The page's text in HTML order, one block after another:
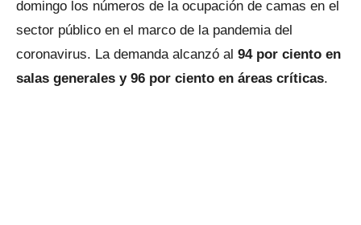
domingo los números de la ocupación de camas en el
sector público en el marco de la pandemia del
coronavirus. La demanda alcanzó al 94 por ciento en
salas generales y 96 por ciento en áreas críticas.